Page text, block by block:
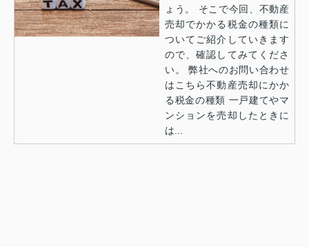
ょう。 そこで今回、不動産
売却でかかる税金の種類に
ついてご紹介していきます
ので、確認してみてくださ
い。 弊社へのお問い合わせ
はこちら不動産売却にかか
る税金の種類 一戸建てやマ
ンションを売却したときに
は...